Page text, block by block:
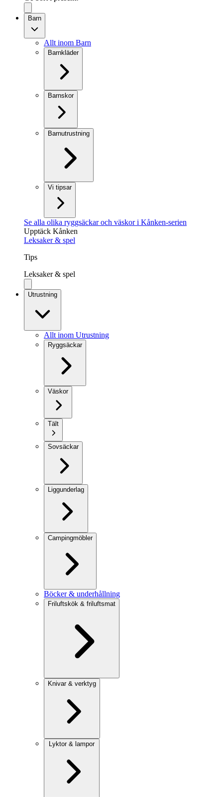
Barn
Allt inom Barn
Barnkläder
Barnskor
Barnutrustning
Vi tipsar
Se alla olika ryggsäckar och väskor i Kånken-serien
Upptäck Kånken
Leksaker & spel
Tips
Leksaker & spel
Utrustning
Allt inom Utrustning
Ryggsäckar
Väskor
Tält
Sovsäckar
Liggunderlag
Campingmöbler
Böcker & underhållning
Friluftskök & friluftsmat
Knivar & verktyg
Lyktor & lampor